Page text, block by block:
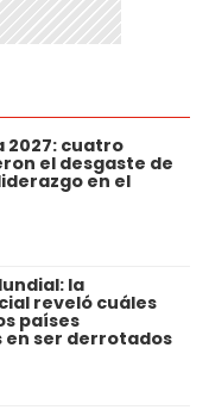
2027: cuatro
el desgaste de
en el
la
reveló cuáles
países
ser derrotados